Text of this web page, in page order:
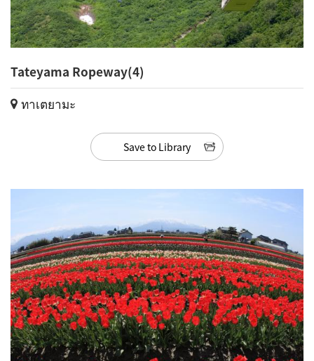
Tateyama Ropeway(4)
ทาเตยามะ
Save to Library